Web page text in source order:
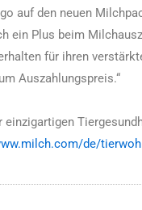
auf den neuen
ein Plus beim
für ihren
Auszahlungspreis.“
de/